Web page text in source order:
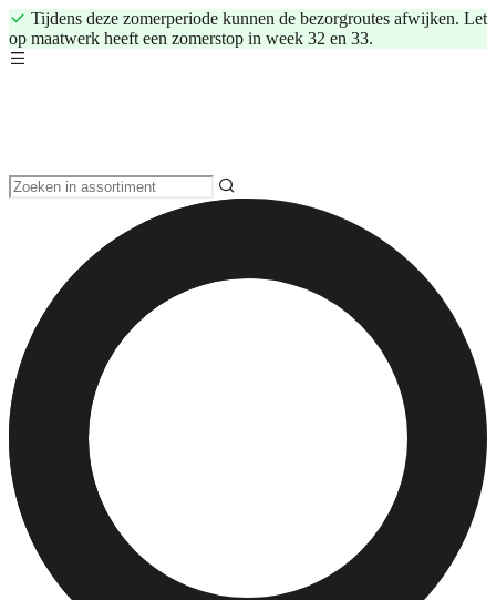
Tijdens deze zomerperiode kunnen de bezorgroutes afwijken. Let
op maatwerk heeft een zomerstop in week 32 en 33.